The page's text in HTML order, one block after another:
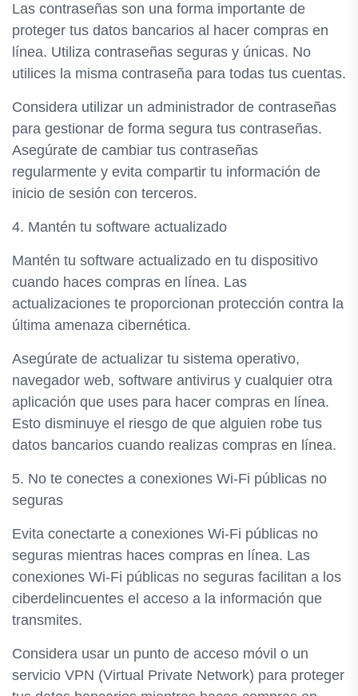
Las contraseñas son una forma importante de
proteger tus datos bancarios al hacer compras en
línea. Utiliza contraseñas seguras y únicas. No
utilices la misma contraseña para todas tus cuentas.
Considera utilizar un administrador de contraseñas
para gestionar de forma segura tus contraseñas.
Asegúrate de cambiar tus contraseñas
regularmente y evita compartir tu información de
inicio de sesión con terceros.
4. Mantén tu software actualizado
Mantén tu software actualizado en tu dispositivo
cuando haces compras en línea. Las
actualizaciones te proporcionan protección contra la
última amenaza cibernética.
Asegúrate de actualizar tu sistema operativo,
navegador web, software antivirus y cualquier otra
aplicación que uses para hacer compras en línea.
Esto disminuye el riesgo de que alguien robe tus
datos bancarios cuando realizas compras en línea.
5. No te conectes a conexiones Wi-Fi públicas no
seguras
Evita conectarte a conexiones Wi-Fi públicas no
seguras mientras haces compras en línea. Las
conexiones Wi-Fi públicas no seguras facilitan a los
ciberdelincuentes el acceso a la información que
transmites.
Considera usar un punto de acceso móvil o un
servicio VPN (Virtual Private Network) para proteger